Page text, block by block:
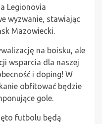
Legionovia
wyzwanie, stawiając
Mazowiecki.
na boisku, ale
wsparcia dla naszej
i doping! W
obfitować będzie
gole.
futbolu będą